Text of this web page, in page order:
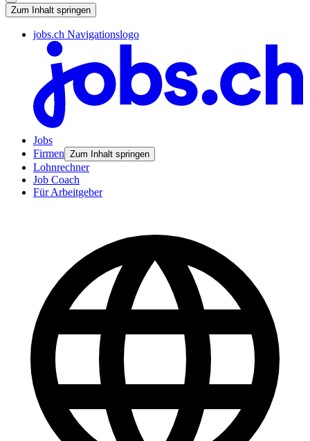
Zum Inhalt springen
jobs.ch Navigationslogo
Jobs
Firmen Zum Inhalt springen
Lohnrechner
Job Coach
Für Arbeitgeber